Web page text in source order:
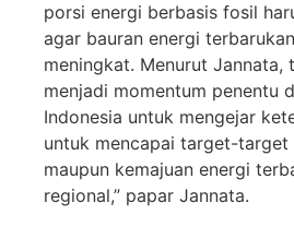
porsi energi berbasis fosil
agar bauran energi
meningkat. Menurut Jannata,
menjadi momentum penentu
Indonesia untuk mengejar
untuk mencapai target-target
maupun kemajuan energi
regional,” papar Jannata.